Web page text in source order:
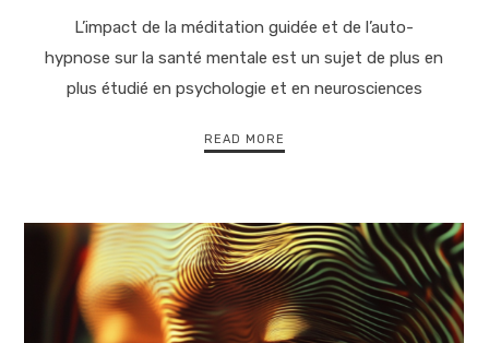
L’impact de la méditation guidée et de l’auto-
hypnose sur la santé mentale est un sujet de plus en
plus étudié en psychologie et en neurosciences
READ MORE